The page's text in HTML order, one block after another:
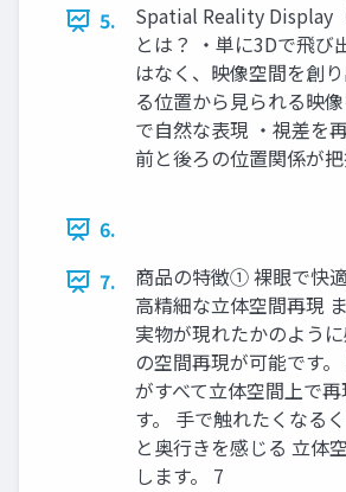
5.
Spatial Reality Display
とは？ ・単に3Dで飛び
はなく、映像空間を創
る位置から見られる映
で自然な表現 ・視差を
前と後ろの位置関係が把
6.
7.
商品の特徴① 裸眼で快
高精細な立体空間再現
実物が現れたかのよう
の空間再現が可能です
がすべて立体空間上で
す。 手で触れたくなる
と奥行きを感じる 立体
します。 7